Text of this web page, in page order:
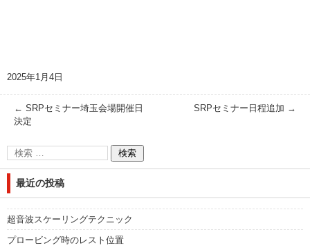
2025年1月4日
← SRPセミナー埼玉会場開催日
決定
SRPセミナー日程追加 →
最近の投稿
超音波スケーリングテクニック
プロービング時のレスト位置